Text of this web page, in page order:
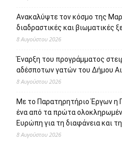
Σχετικά με εμάς